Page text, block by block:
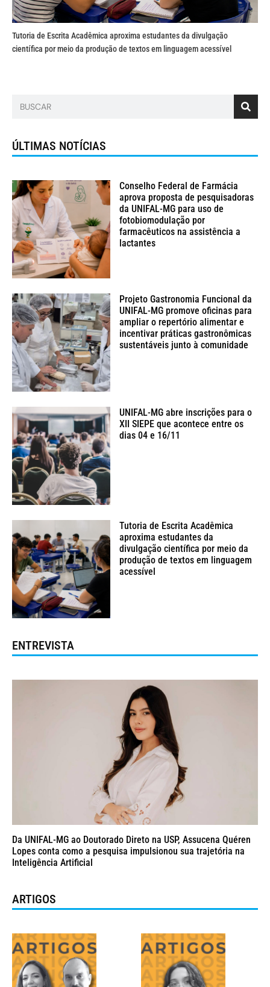
Tutoria de Escrita Acadêmica aproxima estudantes da divulgação
científica por meio da produção de textos em linguagem acessível
ÚLTIMAS NOTÍCIAS
Conselho Federal de Farmácia
aprova proposta de pesquisadoras
da UNIFAL-MG para uso de
fotobiomodulação por
farmacêuticos na assistência a
lactantes
Projeto Gastronomia Funcional da
UNIFAL-MG promove oficinas para
ampliar o repertório alimentar e
incentivar práticas gastronômicas
sustentáveis junto à comunidade
UNIFAL-MG abre inscrições para o
XII SIEPE que acontece entre os
dias 04 e 16/11
Tutoria de Escrita Acadêmica
aproxima estudantes da
divulgação científica por meio da
produção de textos em linguagem
acessível
ENTREVISTA
Da UNIFAL-MG ao Doutorado Direto na USP, Assucena Quéren
Lopes conta como a pesquisa impulsionou sua trajetória na
Inteligência Artificial
ARTIGOS